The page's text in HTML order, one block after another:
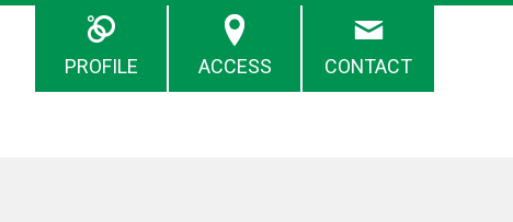
PROFILE ACCESS CONTACT